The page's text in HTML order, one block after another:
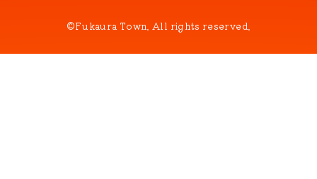
©Fukaura Town. All rights reserved.